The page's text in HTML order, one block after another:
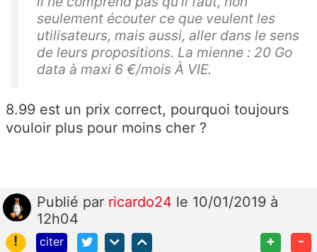
seulement écouter ce que veulent les
utilisateurs, mais aussi, aller dans le sens
de leurs propositions. La mienne : 20 Go
data à maxi 6 €/mois À VIE.
8.99 est un prix correct, pourquoi toujours
vouloir plus pour moins cher ?
Publié par ricardo24 le 10/01/2019 à
12h04
!
citer + -